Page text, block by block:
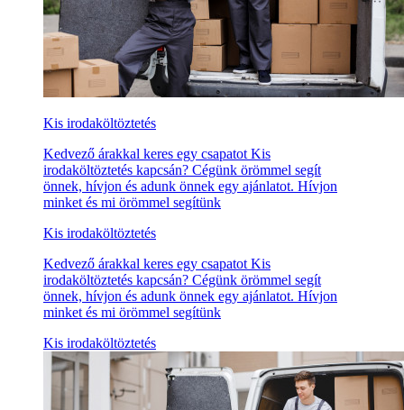
Kis irodaköltöztetés
Kedvező árakkal keres egy csapatot Kis
irodaköltöztetés kapcsán? Cégünk örömmel segít
önnek, hívjon és adunk önnek egy ajánlatot. Hívjon
minket és mi örömmel segítünk
Kis irodaköltöztetés
Kedvező árakkal keres egy csapatot Kis
irodaköltöztetés kapcsán? Cégünk örömmel segít
önnek, hívjon és adunk önnek egy ajánlatot. Hívjon
minket és mi örömmel segítünk
Kis irodaköltöztetés